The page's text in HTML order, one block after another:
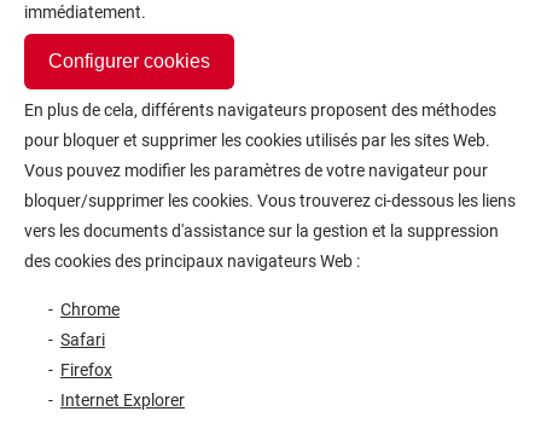
immédiatement.
Configurer cookies
En plus de cela, différents navigateurs proposent des méthodes
pour bloquer et supprimer les cookies utilisés par les sites Web.
Vous pouvez modifier les paramètres de votre navigateur pour
bloquer/supprimer les cookies. Vous trouverez ci-dessous les liens
vers les documents d'assistance sur la gestion et la suppression
des cookies des principaux navigateurs Web :
Chrome
Safari
Firefox
Internet Explorer